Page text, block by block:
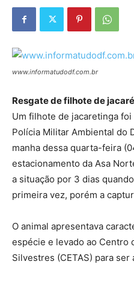
www.informatudodf.com.br
Resgate de filhote de
Um filhote de jacaretinga
Polícia Militar Ambiental do
manha dessa quarta-feira
estacionamento da Asa
a situação por 3 dias
primeira vez, porém a
O animal apresentava
espécie e levado ao Centro
Silvestres (CETAS) para